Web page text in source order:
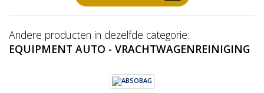
Andere producten in dezelfde categorie:
EQUIPMENT AUTO - VRACHTWAGENREINIGING